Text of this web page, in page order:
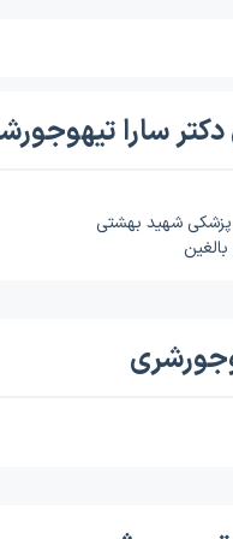
دکتر سارا
پزشکی شهید بهشتی